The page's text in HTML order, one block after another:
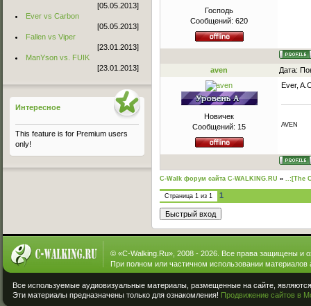
Господь
Сообщений: 620
aven Дата:
Новичек
Сообщений: 15
Ever,
AVEN
C-Walk форум сайта C-WALKING.RU » ..:[The
Страница 1 из 1 1
[05.05.2013]
Ever vs Carbon
[05.05.2013]
Fallen vs Viper
[23.01.2013]
ManYson vs. FUIK
[23.01.2013]
Интересное
This feature is for Premium users
only!
© «C-Walking.Ru», 2008 - 2026. Все права защищены и
При полном или частичном использовании материалов
Все используемые аудиовизуальные материалы, размещенные на сайте,
Эти материалы предназначены только для ознакомления! Продвижение сайтов в